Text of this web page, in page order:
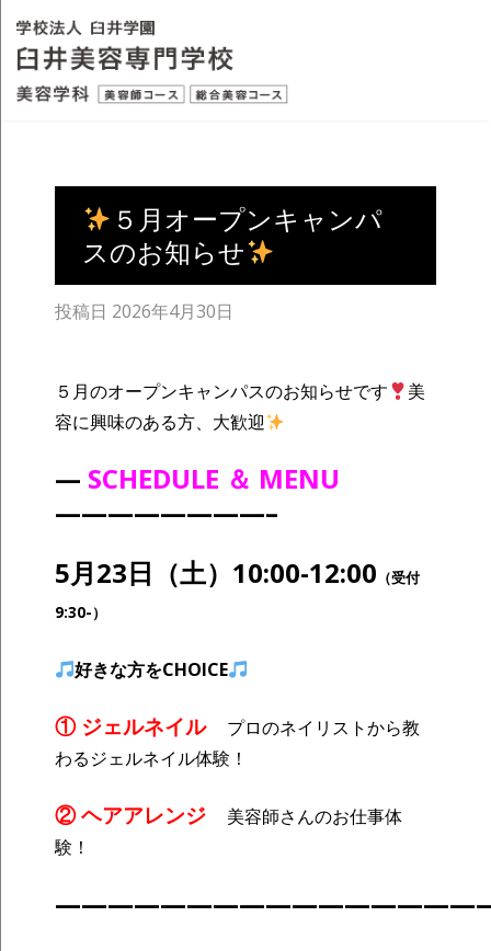
５月オープンキャンパ
スのお知らせ
投稿日 2026年4月30日
５月のオープンキャンパスのお知らせです
美
容に興味のある方、大歓迎
— SCHEDULE ＆ MENU
————————–
5月23日（土）10:00-12:00 （受付
9:30-）
好きな方をCHOICE
① ジェルネイル
プロのネイリストから教
わるジェルネイル体験！
② ヘアアレンジ
美容師さんのお仕事体
験！